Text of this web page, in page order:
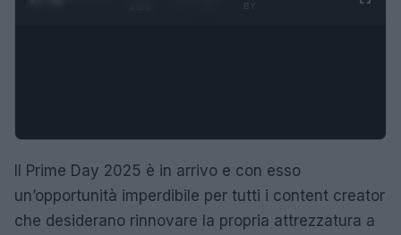
Il Prime Day 2025 è in arrivo e con esso
un’opportunità imperdibile per tutti i content creator
che desiderano rinnovare la propria attrezzatura a